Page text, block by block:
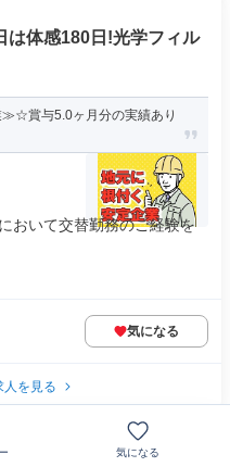
は体感180日!光学フィル
賞与5.0ヶ月分の実績あり
おいて交替勤務のご経験を
気になる
人を見る
気になる